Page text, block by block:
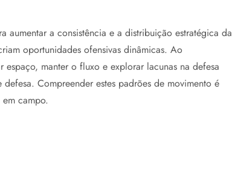
a consistência e a distribuição estratégica da
oportunidades ofensivas dinâmicas. Ao
manter o fluxo e explorar lacunas na defesa
Compreender estes padrões de movimento é
campo.